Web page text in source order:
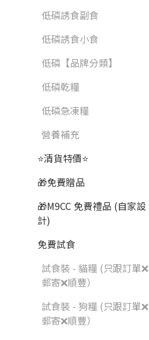
低磷誘食副食
低磷誘食小食
低磷【品牌分類】
低磷乾糧
低磷急凍糧
營養補充
⭐清貨特價⭐
🎁免費贈品
🎁M9CC 免費禮品 (自家設
計)
免費試食
試食裝 - 貓糧 (只跟訂單❌
郵寄❌順豐）
試食裝 - 狗糧 (只跟訂單❌
郵寄❌順豐）